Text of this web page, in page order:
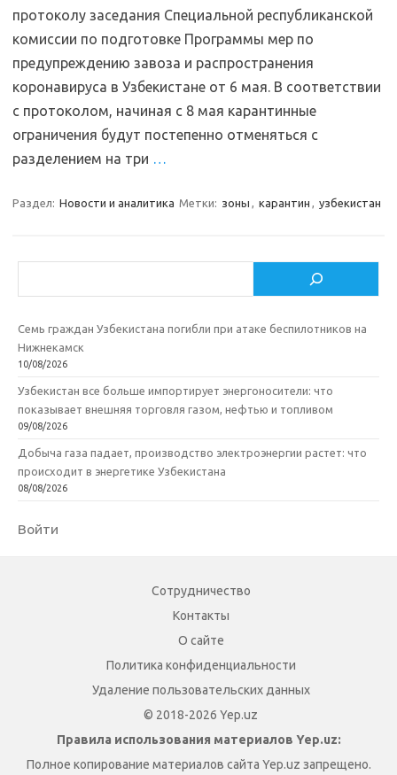
протоколу заседания Специальной республиканской
комиссии по подготовке Программы мер по
предупреждению завоза и распространения
коронавируса в Узбекистане от 6 мая. В соответствии
с протоколом, начиная с 8 мая карантинные
ограничения будут постепенно отменяться с
разделением на три …
Раздел: Новости и аналитика Метки: зоны , карантин , узбекистан
Семь граждан Узбекистана погибли при атаке беспилотников на
Нижнекамск
10/08/2026
Узбекистан все больше импортирует энергоносители: что
показывает внешняя торговля газом, нефтью и топливом
09/08/2026
Добыча газа падает, производство электроэнергии растет: что
происходит в энергетике Узбекистана
08/08/2026
Войти
Сотрудничество
Контакты
О сайте
Политика конфиденциальности
Удаление пользовательских данных
© 2018-2026 Yep.uz
Правила использования материалов Yep.uz:
Полное копирование материалов сайта Yep.uz запрещено.